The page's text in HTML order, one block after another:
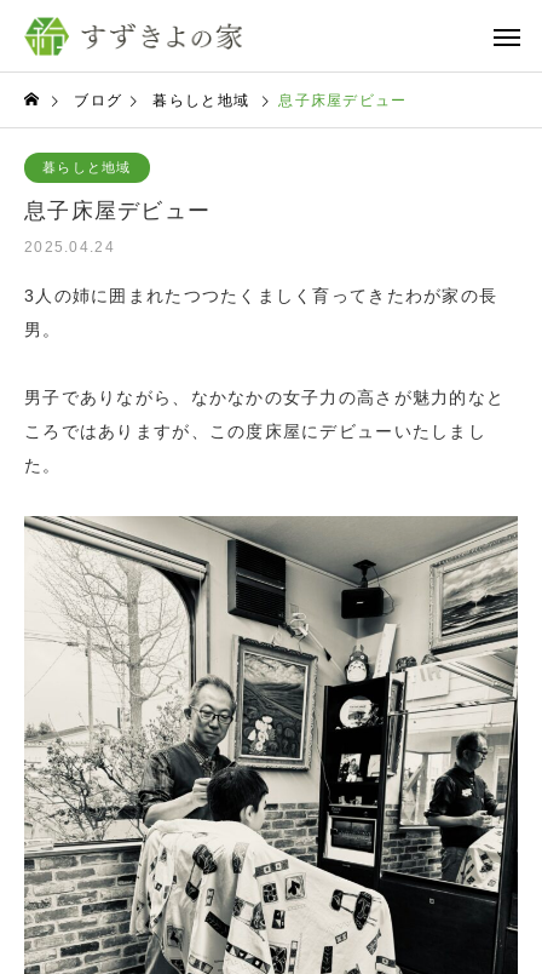
ブログ 暮らしと地域 息子床屋デビュー
暮らしと地域
息子床屋デビュー
2025.04.24
3人の姉に囲まれたつつたくましく育ってきたわが家の長
男。
男子でありながら、なかなかの女子力の高さが魅力的なと
ころではありますが、この度床屋にデビューいたしまし
た。